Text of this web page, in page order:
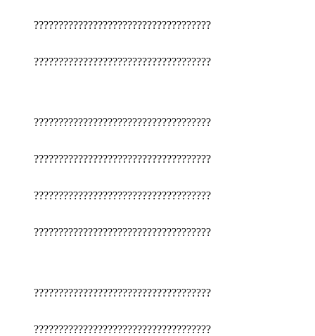
????????????????????????????????????
????????????????????????????????????
????????????????????????????????????
????????????????????????????????????
????????????????????????????????????
????????????????????????????????????
????????????????????????????????????
????????????????????????????????????